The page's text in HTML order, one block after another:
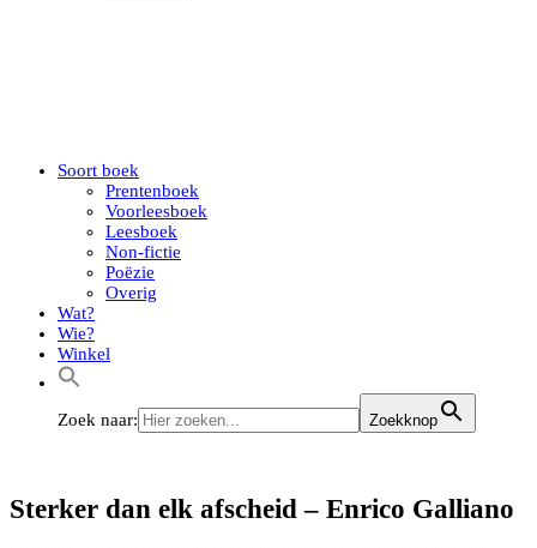
Soort boek
Prentenboek
Voorleesboek
Leesboek
Non-fictie
Poëzie
Overig
Wat?
Wie?
Winkel
Zoek naar: Zoekknop
Sterker dan elk afscheid – Enrico Galliano